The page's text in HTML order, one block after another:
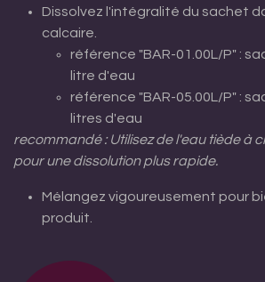
Dissolvez l'intégralité du sachet
calcaire.
référence "BAR-01.00L/P" :
litre d'eau
référence "BAR-05.00L/P" :
litres d'eau
recommandé : Utilisez de l'eau tiède à
pour une dissolution plus rapide.
Mélangez vigoureusement pour
produit.